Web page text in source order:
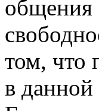
общения
том, что
в данной